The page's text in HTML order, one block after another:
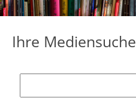
Ihre Mediensuche